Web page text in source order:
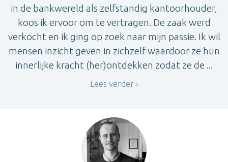
in de bankwereld als zelfstandig kantoorhouder,
koos ik ervoor om te vertragen. De zaak werd
verkocht en ik ging op zoek naar mijn passie. Ik wil
mensen inzicht geven in zichzelf waardoor ze hun
innerlijke kracht (her)ontdekken zodat ze de ...
Lees verder